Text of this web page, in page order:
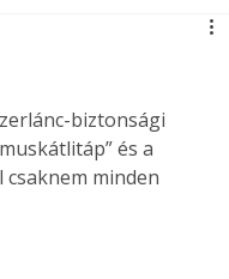
biztonsági
és a
minden